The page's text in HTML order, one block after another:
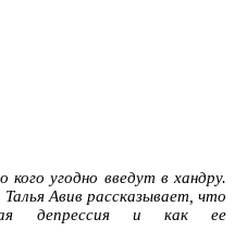
кого угодно введут в хандру.
Авив рассказывает, что
депрессия и как ее